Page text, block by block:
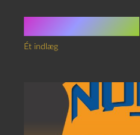
cowboy
Ét indlæg